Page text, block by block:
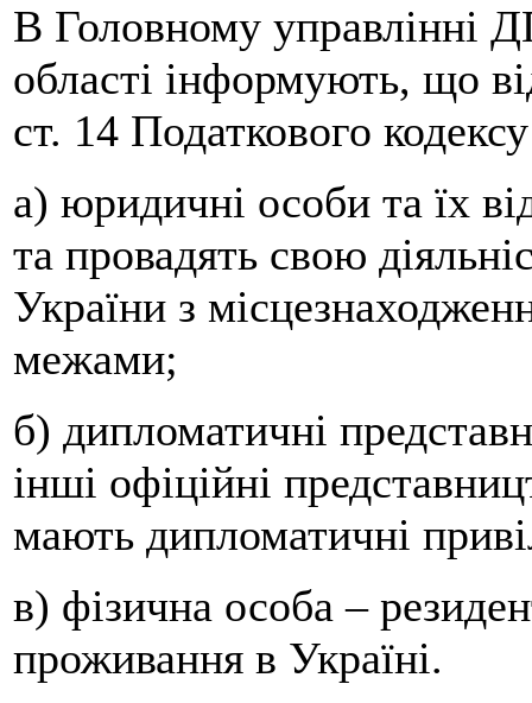
В Головному управлінні
області інформують, що
ст. 14 Податкового
а) юридичні особи та їх
та провадять свою
України з
межами;
б) дипломатичні
інші офіційні
мають дипломатичні
в) фізична особа –
проживання в Україні.